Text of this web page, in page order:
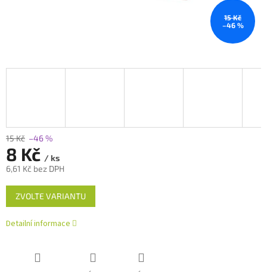
15 Kč
–46 %
15 Kč –46 %
8 Kč / ks
6,61 Kč bez DPH
Měrná
cena:
ZVOLTE VARIANTU
Detailní informace